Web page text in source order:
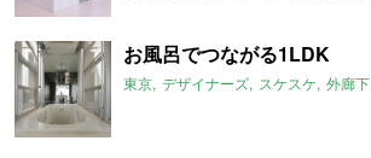
お風呂でつながる1LDK
東京 デザイナーズ スケスケ 外廊下